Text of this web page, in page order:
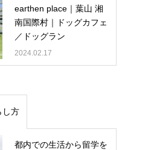
earthen place｜葉山 湘
南国際村｜ドッグカフェ
／ドッグラン
2024.02.17
し方
都内での生活から留学を